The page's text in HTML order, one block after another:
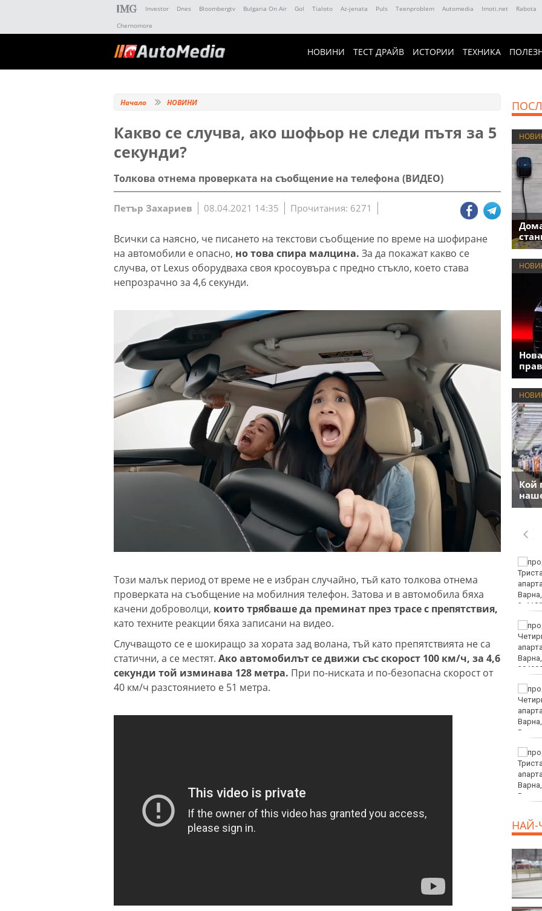
Investor Dnes Bloombergtv Bulgaria On Air Gol Tialoto Az-jenata Puls Teenproblem Automedia Imoti.net Rabota
Chernomore
НОВИНИ ТЕСТ ДРАЙВ ИСТОРИИ ТЕХНИКА
Начало НОВИНИ
Какво се случва, ако шофьор не следи пътя за 5
секунди?
Толкова отнема проверката на съобщение на телефона (ВИДЕО)
Петър Захариев 08.04.2021 14:35 Прочитания: 6271
Всички са наясно, че писането на текстови съобщение по време на шофиране
на автомобили е опасно, но това спира малцина. За да покажат какво се
случва, от Lexus оборудваха своя кросоувъра с предно стъкло, което става
непрозрачно за 4,6 секунди.
Този малък период от време не е избран случайно, тъй като толкова отнема
проверката на съобщение на мобилния телефон. Затова и в автомобила бяха
качени доброволци, които трябваше да преминат през трасе с препятствия,
като техните реакции бяха записани на видео.
Случващото се е шокиращо за хората зад волана, тъй като препятствията не са
статични, а се местят. Ако автомобилът се движи със скорост 100 км/ч, за 4,6
секунди той изминава 128 метра. При по-ниската и по-безопасна скорост от
40 км/ч разстоянието е 51 метра.
Кой
избере кои плажни
принадлежности да
наеме
НАЙ-